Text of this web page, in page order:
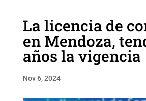
La licencia de
en Mendoza,
años la vigencia
Nov 6, 2024